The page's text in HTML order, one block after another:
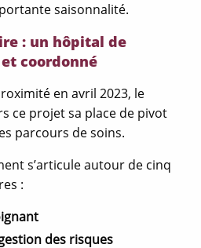
saisonnalité.
: un hôpital de
coordonné
en avril 2023, le
ce projet sa place de pivot
parcours de soins.
s’articule autour de cinq
:
des risques